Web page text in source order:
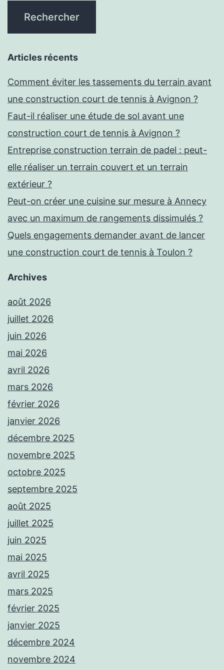
Articles récents
Comment éviter les tassements du terrain avant
une construction court de tennis à Avignon ?
Faut-il réaliser une étude de sol avant une
construction court de tennis à Avignon ?
Entreprise construction terrain de padel : peut-
elle réaliser un terrain couvert et un terrain
extérieur ?
Peut-on créer une cuisine sur mesure à Annecy
avec un maximum de rangements dissimulés ?
Quels engagements demander avant de lancer
une construction court de tennis à Toulon ?
Archives
août 2026
juillet 2026
juin 2026
mai 2026
avril 2026
mars 2026
février 2026
janvier 2026
décembre 2025
novembre 2025
octobre 2025
septembre 2025
août 2025
juillet 2025
juin 2025
mai 2025
avril 2025
mars 2025
février 2025
janvier 2025
décembre 2024
novembre 2024